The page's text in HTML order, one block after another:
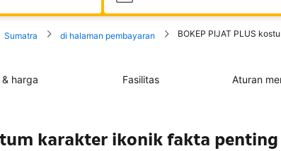
Sumatra di halaman pembayaran BOKEP PIJAT PLUS
harga Fasilitas Aturan
karakter ikonik fakta